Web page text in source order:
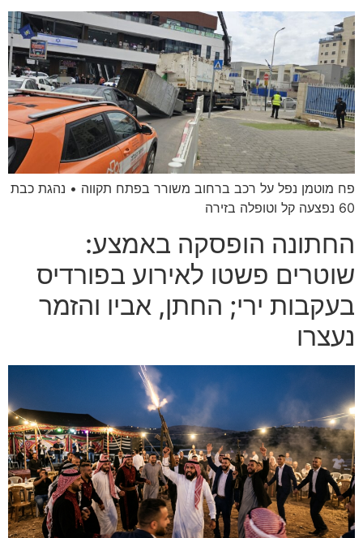
פח מוטמן נפל על רכב ברחוב משורר בפתח תקווה • נהגת כבת
60 נפצעה קל וטופלה בזירה
החתונה הופסקה באמצע:
שוטרים פשטו לאירוע בפורדיס
בעקבות ירי; החתן, אביו והזמר
נעצרו